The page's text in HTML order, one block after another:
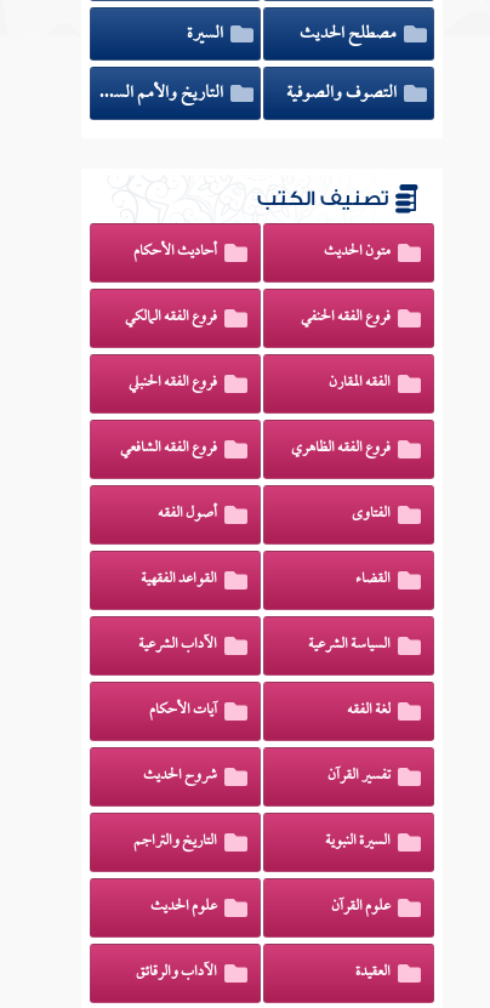
مصطلح الحديث
السيرة
التصوف والصوفية
التاريخ والأمم السابقة
تصنيف الكتب
متون الحديث أحاديث الأحكام
فروع الفقه الحنفي فروع الفقه المالكي
الفقه المقارن فروع الفقه الحنبلي
فروع الفقه الظاهري فروع الفقه الشافعي
الفتاوى أصول الفقه
القضاء القواعد الفقهية
السياسة الشرعية الآداب الشرعية
لغة الفقه آيات الأحكام
تفسير القرآن شروح الحديث
السيرة النبوية التاريخ والتراجم
علوم القرآن علوم الحديث
العقيدة الآداب والرقائق